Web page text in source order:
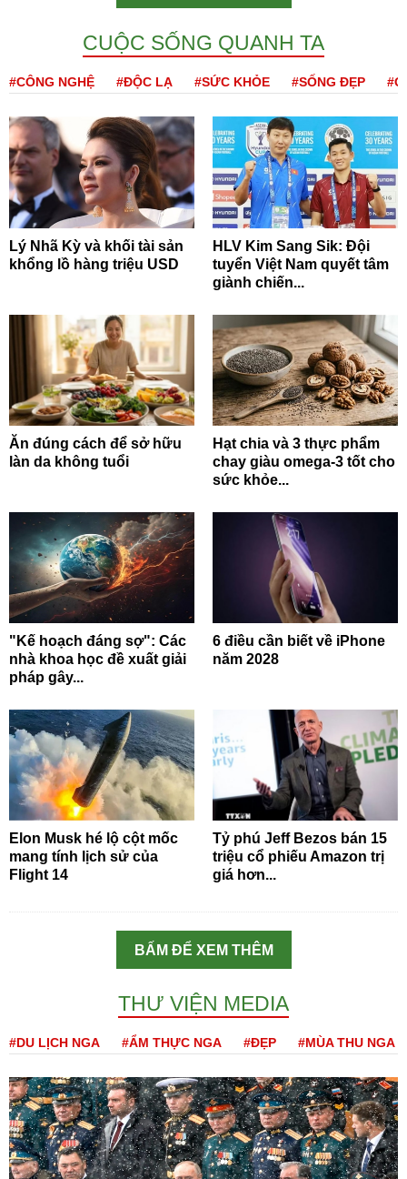
CUỘC SỐNG QUANH TA
#CÔNG NGHỆ #ĐỘC LẠ #SỨC KHỎE #SỐNG ĐẸP
Lý Nhã Kỳ và khối tài sản
khổng lồ hàng triệu USD
HLV Kim Sang Sik: Đội
tuyển Việt Nam quyết tâm
giành chiến...
Ăn đúng cách để sở hữu
làn da không tuổi
Hạt chia và 3 thực phẩm
chay giàu omega-3 tốt cho
sức khỏe...
"Kế hoạch đáng sợ": Các
nhà khoa học đề xuất giải
pháp gây...
6 điều cần biết về iPhone
năm 2028
Elon Musk hé lộ cột mốc
mang tính lịch sử của
Flight 14
Tỷ phú Jeff Bezos bán 15
triệu cổ phiếu Amazon trị
giá hơn...
BẤM ĐỂ XEM THÊM
THƯ VIỆN MEDIA
#DU LỊCH NGA #ẨM THỰC NGA #ĐẸP #MÙA THU NGA